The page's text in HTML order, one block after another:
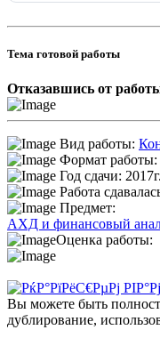
Тема готовой работы
Отказавшись от
Вид работы:
Формат работы:
Год сдачи: 2017г.
Работа
Предмет:
АХД и финансовый
Оценка работы:
Вы можете быть
дублирование,